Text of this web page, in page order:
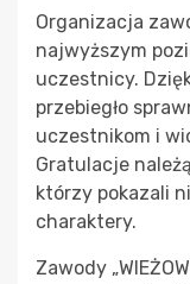
Organizacja
najwyższym
uczestnicy.
przebiegło
uczestnikom i
Gratulacje
którzy pokazali
charaktery.
Zawody